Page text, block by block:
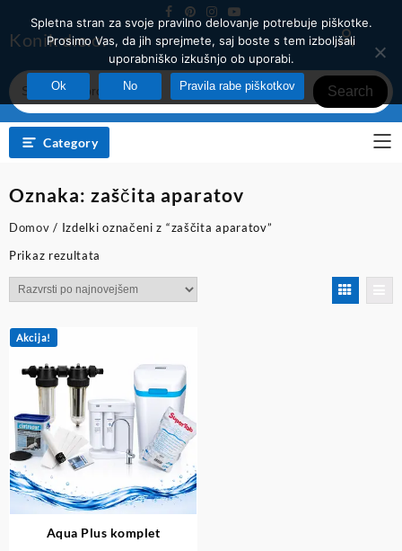
content
Konik d.o.o.
Search
Category
Oznaka: zaščita aparatov
Domov / Izdelki označeni z “zaščita aparatov”
Prikaz rezultata
Akcija!
Aqua Plus komplet
Spletna stran za svoje pravilno delovanje potrebuje piškotke.
Prosimo Vas, da jih sprejmete, saj boste s tem izboljšali
uporabniško izkušnjo ob uporabi.
Ok No Pravila rabe piškotkov